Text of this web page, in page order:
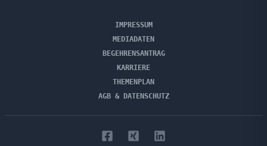
IMPRESSUM
MEDIADATEN
BEGEHRENSANTRAG
KARRIERE
THEMENPLAN
AGB & DATENSCHUTZ